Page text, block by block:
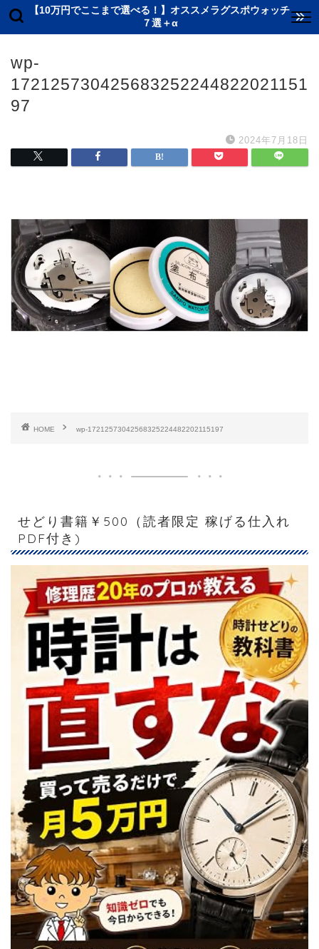
【10万円でここまで選べる！】オススメラグスポウォッチ
７選＋α
wp-
172125730425683252244822021151
97
2024年7月18日
HOME wp-17212573042568325224482202115197
せどり書籍￥500（読者限定 稼げる仕入れ
PDF付き)